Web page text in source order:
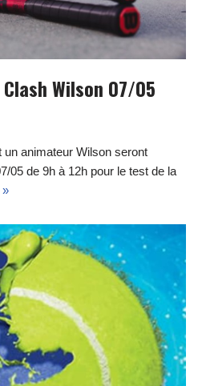
Wilson 07/05
un animateur Wilson seront
05 de 9h à 12h pour le test de la
»